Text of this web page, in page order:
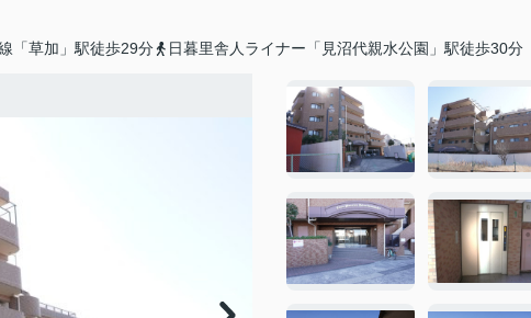
「草加」駅徒歩29分 日暮里舎人ライナー「見沼代親水公園」駅徒歩30分